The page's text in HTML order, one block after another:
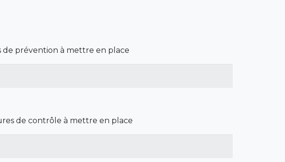
prévention à mettre en place
de contrôle à mettre en place